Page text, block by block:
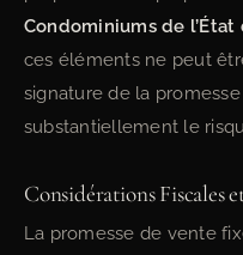
Condominiums de l’État
ces éléments ne peut
signature de la
substantiellement le
Considérations
La promesse de vente